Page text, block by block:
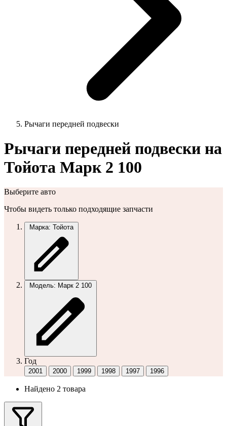
Рычаги передней подвески
Рычаги передней подвески на
Тойота Марк 2 100
Выберите авто
Чтобы видеть только подходящие запчасти
Марка: Тойота
Модель: Марк 2 100
Год
2001 2000 1999 1998 1997 1996
Найдено 2 товара